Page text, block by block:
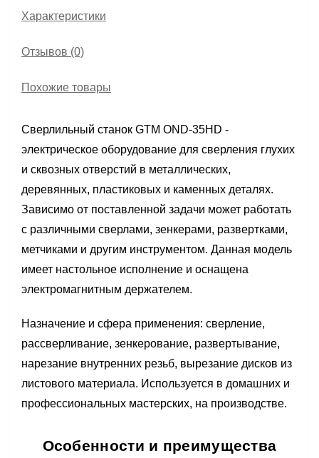
Характеристики
Отзывов (0)
Похожие товары
Сверлильный станок GTM OND-35HD -
электрическое оборудование для сверления глухих
и сквозных отверстий в металлических,
деревянных, пластиковых и каменных деталях.
Зависимо от поставленной задачи может работать
с различными сверлами, зенкерами, развертками,
метчиками и другим инструментом. Данная модель
имеет настольное исполнение и оснащена
электромагнитным держателем.
Назначение и сфера применения: сверление,
рассверливание, зенкерование, развертывание,
нарезание внутренних резьб, вырезание дисков из
листового материала. Используется в домашних и
профессиональных мастерских, на производстве.
Особенности и преимущества